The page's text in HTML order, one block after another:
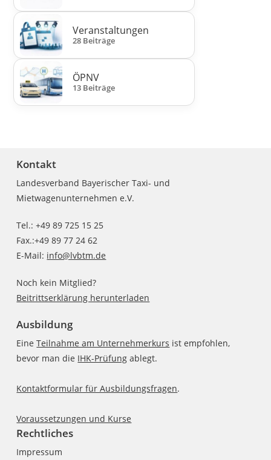
Veranstaltungen
28 Beiträge
ÖPNV
13 Beiträge
Kontakt
Landesverband Bayerischer Taxi- und
Mietwagenunternehmen e.V.
Tel.: +49 89 725 15 25
Fax.:+49 89 77 24 62
E-Mail: info@lvbtm.de
Noch kein Mitglied?
Beitrittserklärung herunterladen
Ausbildung
EineTeilnahme am Unternehmerkurs ist empfohlen,
bevor man die IHK-Prüfung ablegt.
Kontaktformular für Ausbildungsfragen.
Voraussetzungen und Kurse
Rechtliches
Impressum